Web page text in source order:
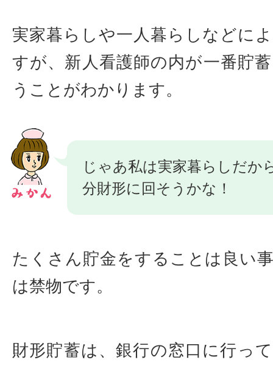
実家暮らしや一人暮らしなどに
すが、新人看護師の内が一番貯
うことがわかります。
じゃあ私は実家暮らしだか
分財形に回そうかな！
たくさん貯金をすることは良い
は禁物です。
財形貯蓄は、銀行の窓口に行っ